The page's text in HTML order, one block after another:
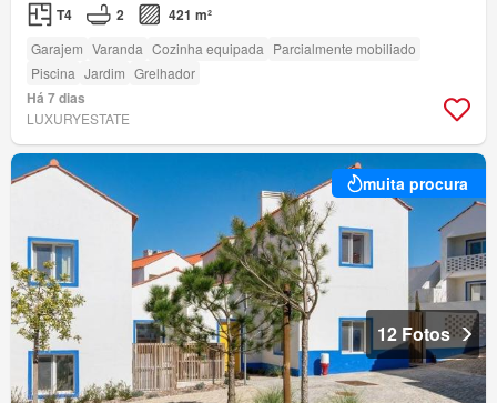
T4 2 421 m²
Garajem Varanda Cozinha equipada Parcialmente mobiliado
Piscina Jardim Grelhador
Há 7 dias
LUXURYESTATE
muita procura
12 Fotos